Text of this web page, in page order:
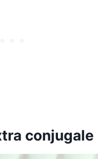
conjugale